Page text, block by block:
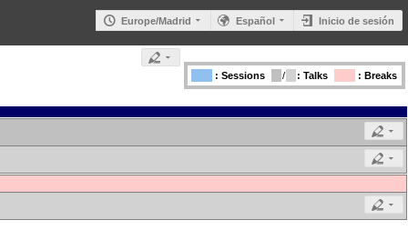
Europe/Madrid Español Inicio de sesión
: Sessions / : Talks : Breaks